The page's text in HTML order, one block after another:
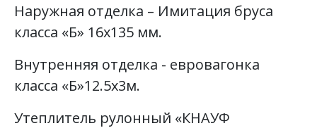
Наружная отделка – Имитация бруса
класса «Б» 16х135 мм.
Внутренняя отделка - евровагонка
класса «Б»12.5х3м.
Утеплитель рулонный «КНАУФ